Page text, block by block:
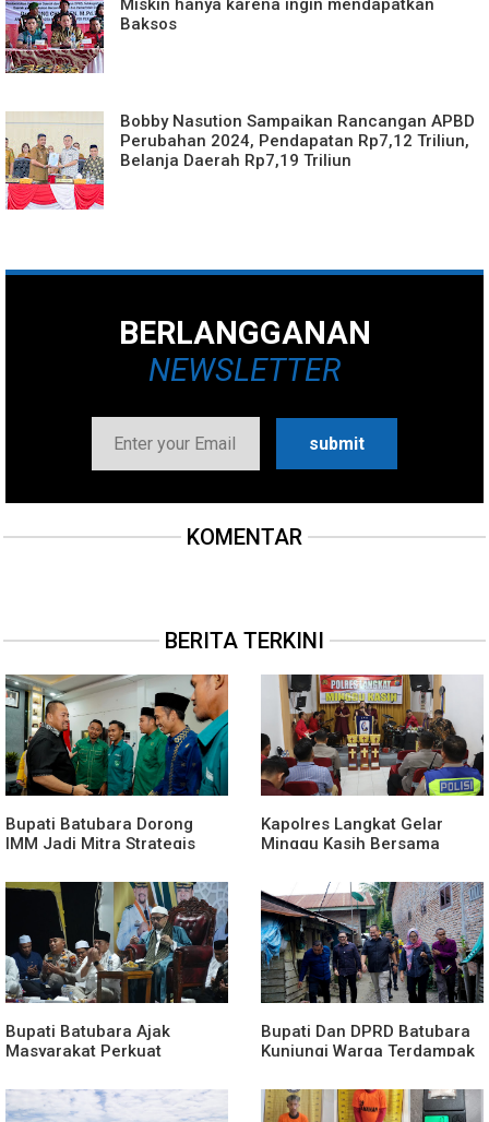
Miskin hanya karena ingin mendapatkan
Baksos
Bobby Nasution Sampaikan Rancangan APBD
Perubahan 2024, Pendapatan Rp7,12 Triliun,
Belanja Daerah Rp7,19 Triliun
BERLANGGANAN
NEWSLETTER
KOMENTAR
BERITA TERKINI
Bupati Batubara Dorong
IMM Jadi Mitra Strategis
Kapolres Langkat Gelar
Minggu Kasih Bersama
Bupati Batubara Ajak
Masyarakat Perkuat
Rasulullah
Bupati Dan DPRD Batubara
Kunjungi Warga Terdampak